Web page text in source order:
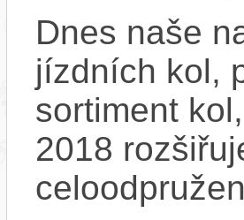
Dnes naše
jízdních kol,
sortiment
2018